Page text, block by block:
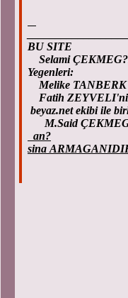
BU SITE
Selami
Yegenleri:
Melike TANBERK
Fatih
beyaz.net ekibi ile
M.Said
an?
sina